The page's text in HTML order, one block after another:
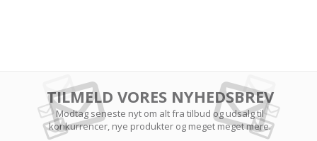
TILMELD VORES NYHEDSBREV
Modtag seneste nyt om alt fra tilbud og udsalg til
konkurrencer, nye produkter og meget meget mere.